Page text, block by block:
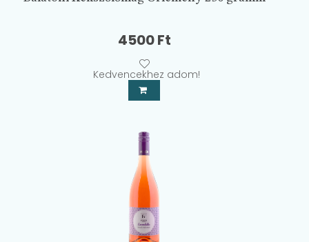
4500Ft
Kedvencekhez adom!